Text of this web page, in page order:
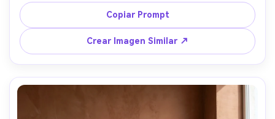
tomada con Canon EOS R5, 85mm, f/4, detalles nítidos en
la malla y controles, fotorrealista, estética de anuncio
tecnológico --ar 4:5
Copiar Prompt
Crear Imagen Similar ↗